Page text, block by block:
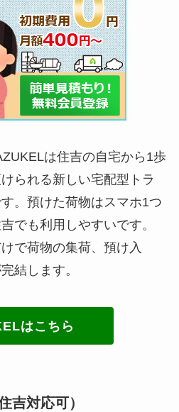
は住吉の自宅から1歩
られる新しい宅配型トラ
。預けた荷物はスマホ1つ
でも利用しやすいです。
で荷物の集荷、預け入
結します。
はこちら
吉対応可）